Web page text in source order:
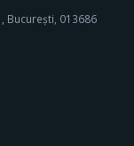
București, 013686